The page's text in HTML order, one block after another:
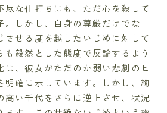
尽な仕打ちにも、ただ心を殺して
。しかし、自身の尊厳だけでな
させる度を越したいじめに対して
も毅然とした態度で反論するよう
は、彼女がただのか弱い悲劇のヒ
明確に示しています。しかし、絢
高い千代をさらに逆上させ、状況